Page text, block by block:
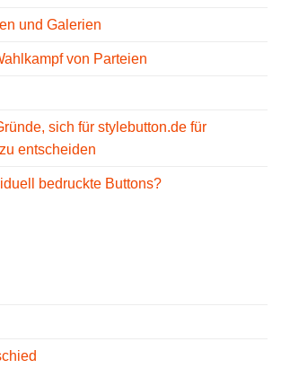
und Galerien
von Parteien
sich für stylebutton.de für
entscheiden
bedruckte Buttons?